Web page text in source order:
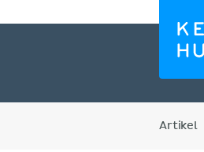
Artikel